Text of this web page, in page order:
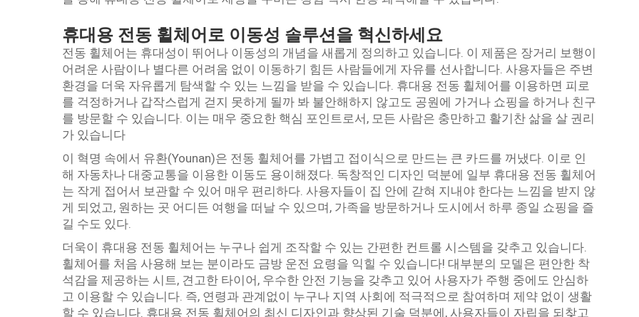
휴대용 전동 휠체어로 이동성 솔루션을 혁신하세요
전동 휠체어는 휴대성이 뛰어나 이동성의 개념을 새롭게 정의하고 있습니다. 이 제품은 장거리 보행이
어려운 사람이나 별다른 어려움 없이 이동하기 힘든 사람들에게 자유를 선사합니다. 사용자들은 주변
환경을 더욱 자유롭게 탐색할 수 있는 느낌을 받을 수 있습니다. 휴대용 전동 휠체어를 이용하면 피로
를 걱정하거나 갑작스럽게 걷지 못하게 될까 봐 불안해하지 않고도 공원에 가거나 쇼핑을 하거나 친구
를 방문할 수 있습니다. 이는 매우 중요한 핵심 포인트로서, 모든 사람은 충만하고 활기찬 삶을 살 권리
가 있습니다
이 혁명 속에서 유환(Younan)은 전동 휠체어를 가볍고 접이식으로 만드는 큰 카드를 꺼냈다. 이로 인
해 자동차나 대중교통을 이용한 이동도 용이해졌다. 독창적인 디자인 덕분에 일부 휴대용 전동 휠체어
는 작게 접어서 보관할 수 있어 매우 편리하다. 사용자들이 집 안에 갇혀 지내야 한다는 느낌을 받지 않
게 되었고, 원하는 곳 어디든 여행을 떠날 수 있으며, 가족을 방문하거나 도시에서 하루 종일 쇼핑을 즐
길 수도 있다.
더욱이 휴대용 전동 휠체어는 누구나 쉽게 조작할 수 있는 간편한 컨트롤 시스템을 갖추고 있습니다.
휠체어를 처음 사용해 보는 분이라도 금방 운전 요령을 익힐 수 있습니다! 대부분의 모델은 편안한 착
석감을 제공하는 시트, 견고한 타이어, 우수한 안전 기능을 갖추고 있어 사용자가 주행 중에도 안심하
고 이용할 수 있습니다. 즉, 연령과 관계없이 누구나 지역 사회에 적극적으로 참여하며 제약 없이 생활
할 수 있습니다. 휴대용 전동 휠체어의 최신 디자인과 향상된 기술 덕분에, 사용자들이 자립을 되찾고